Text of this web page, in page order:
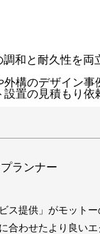
調和と耐久性を両
構のデザイン事
置の見積もり依
ランナー
ス提供」がモット
合わせたより良いエ